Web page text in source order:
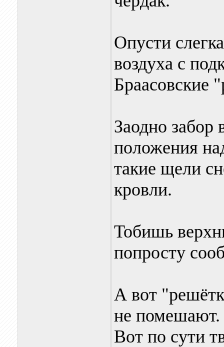
Опусти
воздуха с
Браасовские
Заодно забор
положения
такие щели
кровли.
Тобишь
попросту
А вот
не помешают.
Вот по сути